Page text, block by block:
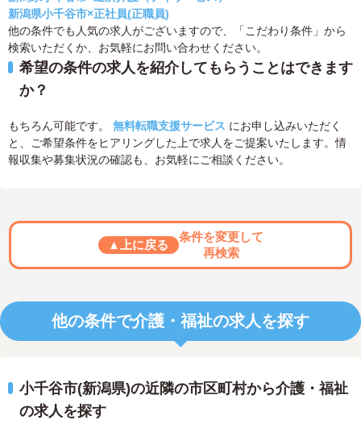
新潟県小千谷市×正社員(正職員)
他の条件でも人気の求人がございますので、「こだわり条件」から
検索いただくか、お気軽にお問い合わせください。
希望の条件の求人を紹介してもらうことはできます
か？
もちろん可能です。 無料転職支援サービス にお申し込みいただく
と、ご希望条件をヒアリングした上で求人をご提案いたします。情
報収集や募集状況の確認も、お気軽にご相談ください。
▲上に戻る
条件を変更して
再検索
他の条件で介護・福祉の求人を探す
小千谷市(新潟県)の近隣の市区町村から介護・福祉
の求人を探す